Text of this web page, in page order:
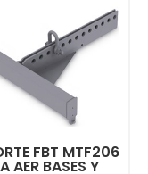
FBT MTF206
AER BASES Y